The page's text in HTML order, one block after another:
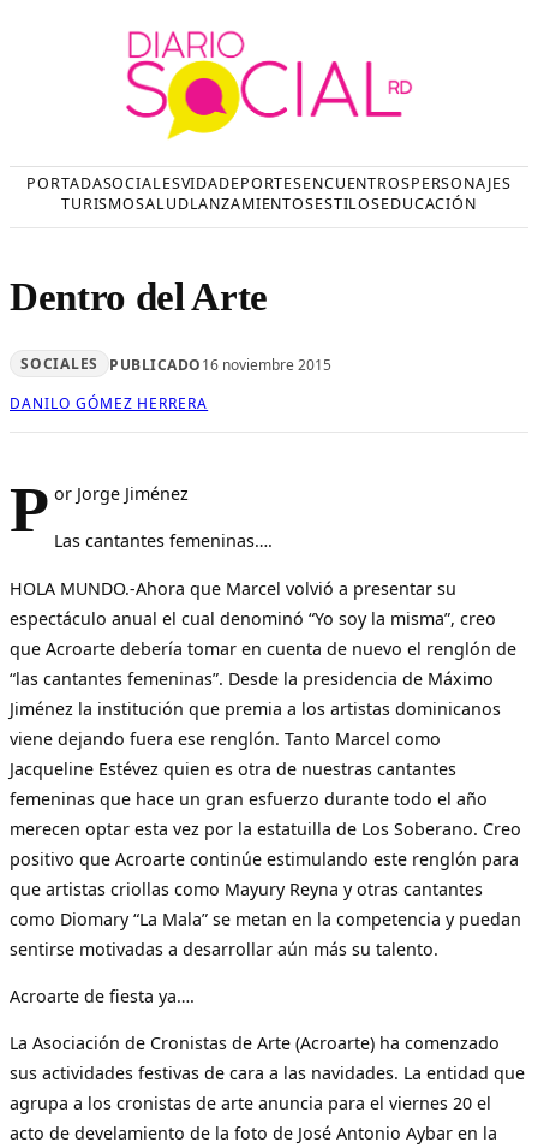
PORTADASOCIALESVIDADEPORTESENCUENTROSPERSONAJES
TURISMOSALUDLANZAMIENTOSESTILOSEDUCACIÓN
Dentro del Arte
SOCIALES PUBLICADO16 noviembre 2015
DANILO GÓMEZ HERRERA
P or Jorge Jiménez
Las cantantes femeninas….
HOLA MUNDO.-Ahora que Marcel volvió a presentar su
espectáculo anual el cual denominó “Yo soy la misma”, creo
que Acroarte debería tomar en cuenta de nuevo el renglón de
“las cantantes femeninas”. Desde la presidencia de Máximo
Jiménez la institución que premia a los artistas dominicanos
viene dejando fuera ese renglón. Tanto Marcel como
Jacqueline Estévez quien es otra de nuestras cantantes
femeninas que hace un gran esfuerzo durante todo el año
merecen optar esta vez por la estatuilla de Los Soberano. Creo
positivo que Acroarte continúe estimulando este renglón para
que artistas criollas como Mayury Reyna y otras cantantes
como Diomary “La Mala” se metan en la competencia y puedan
sentirse motivadas a desarrollar aún más su talento.
Acroarte de fiesta ya….
La Asociación de Cronistas de Arte (Acroarte) ha comenzado
sus actividades festivas de cara a las navidades. La entidad que
agrupa a los cronistas de arte anuncia para el viernes 20 el
acto de develamiento de la foto de José Antonio Aybar en la